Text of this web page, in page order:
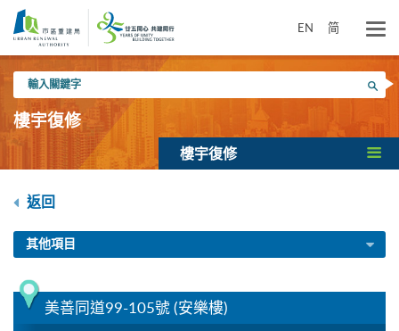
內
EN 简
入
關
鍵
搜尋
樓宇復修
樓宇復修
返回
其他項目
美善同道99-105號 (安樂樓)